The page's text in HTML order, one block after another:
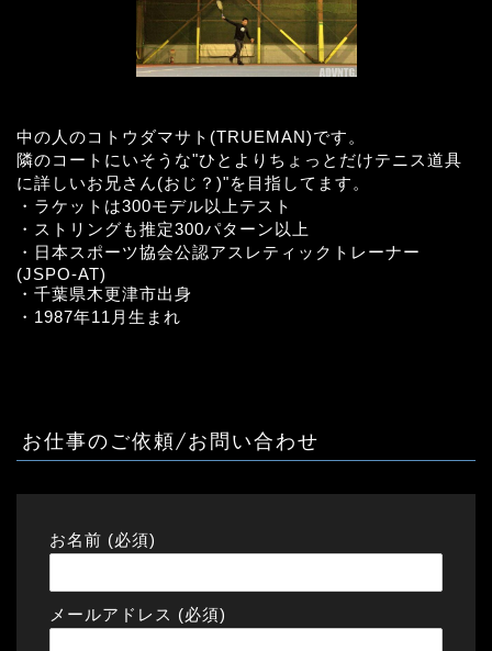
中の人のコトウダマサト(TRUEMAN)です。
隣のコートにいそうな"ひとよりちょっとだけテニス道具
に詳しいお兄さん(おじ？)"を目指してます。
・ラケットは300モデル以上テスト
・ストリングも推定300パターン以上
・日本スポーツ協会公認アスレティックトレーナー
(JSPO-AT)
・千葉県木更津市出身
・1987年11月生まれ
お仕事のご依頼/お問い合わせ
お名前 (必須)
メールアドレス (必須)